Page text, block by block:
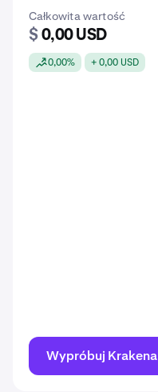
Całkowita wartość
$ 0,00 USD
0,00% + 0,00 USD
Wypróbuj Krakena